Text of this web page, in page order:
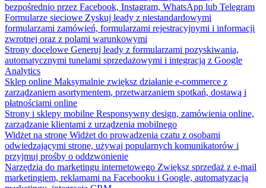
bezpośrednio przez Facebook, Instagram, WhatsApp lub Telegram
Formularze sieciowe Zyskuj leady z niestandardowymi
formularzami zamówień, formularzami rejestracyjnymi i informacji
zwrotnej oraz z polami warunkowymi
Strony docelowe Generuj leady z formularzami pozyskiwania,
automatycznymi tunelami sprzedażowymi i integracją z Google
Analytics
Sklep online Maksymalnie zwiększ działanie e-commerce z
zarządzaniem asortymentem, przetwarzaniem spotkań, dostawą i
płatnościami online
Strony i sklepy mobilne Responsywny design, zamówienia online,
zarządzanie klientami z urządzenia mobilnego
Widżet na stronę Widżet do prowadzenia czatu z osobami
odwiedzającymi stronę, używaj popularnych komunikatorów i
przyjmuj prośby o oddzwonienie
Narzędzia do marketingu internetowego Zwiększ sprzedaż z e-mail
marketingiem, reklamami na Facebooku i Google, automatyzacją